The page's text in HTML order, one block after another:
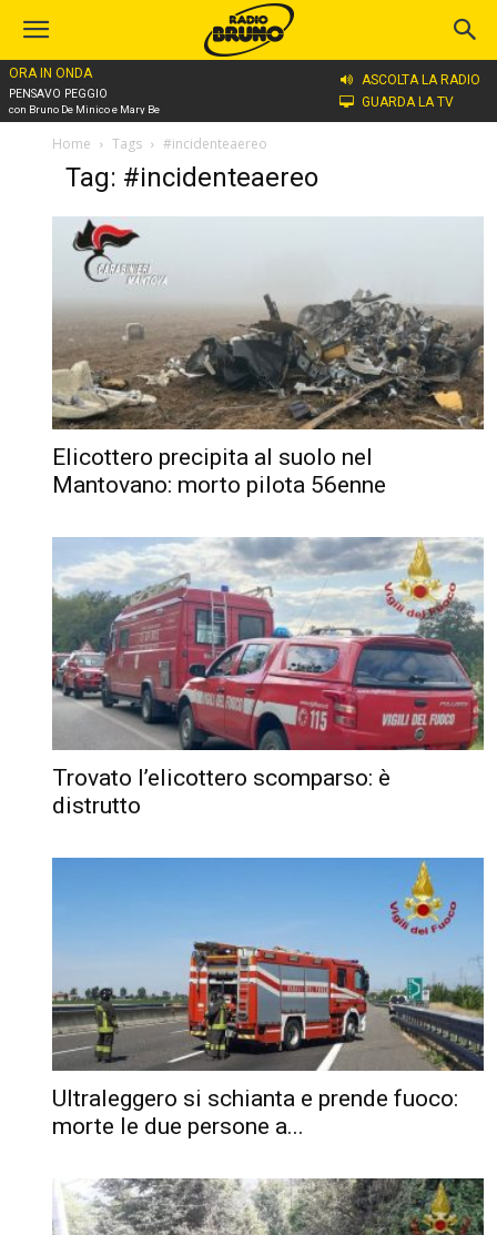
ORA IN ONDA
PENSAVO PEGGIO
con Bruno De Minico e Mary Be
ASCOLTA LA RADIO
GUARDA LA TV
Home Tags #incidenteaereo
Tag: #incidenteaereo
Elicottero precipita al suolo nel
Mantovano: morto pilota 56enne
Trovato l’elicottero scomparso: è
distrutto
Ultraleggero si schianta e prende fuoco:
morte le due persone a...